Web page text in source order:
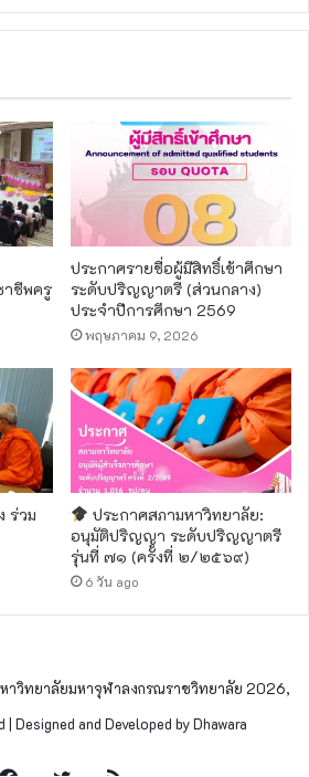
ชีพครู
ประกาศรายชื่อผู้มีสิทธิ์เข้าศึกษา
ระดับปริญญาตรี (ส่วนกลาง)
ประจำปีการศึกษา 2569
พฤษภาคม 9, 2026
ร่วม
ประกาศสภามหาวิทยาลัย:
อนุมัติปริญญา ระดับปริญญาตรี
รุ่นที่ ๗๑ (ครั้งที่ ๒/๒๕๖๙)
6 วัน ago
าวิทยาลัยมหาจุฬาลงกรณราชวิทยาลัย 2026,
Designed and Developed by Dhawara